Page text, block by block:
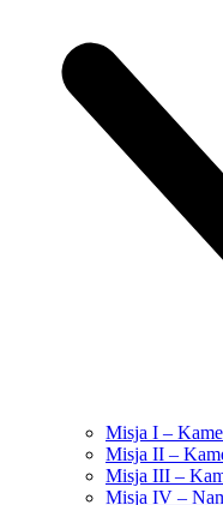
Misja I –
Misja II –
Misja III –
Misja IV –